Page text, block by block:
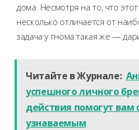
дома. Несмотря на то, что
несколько отличается от
задача у гнома такая же —
Читайте в Журнале:
успешного личного
действия помогут вам
узнаваемым